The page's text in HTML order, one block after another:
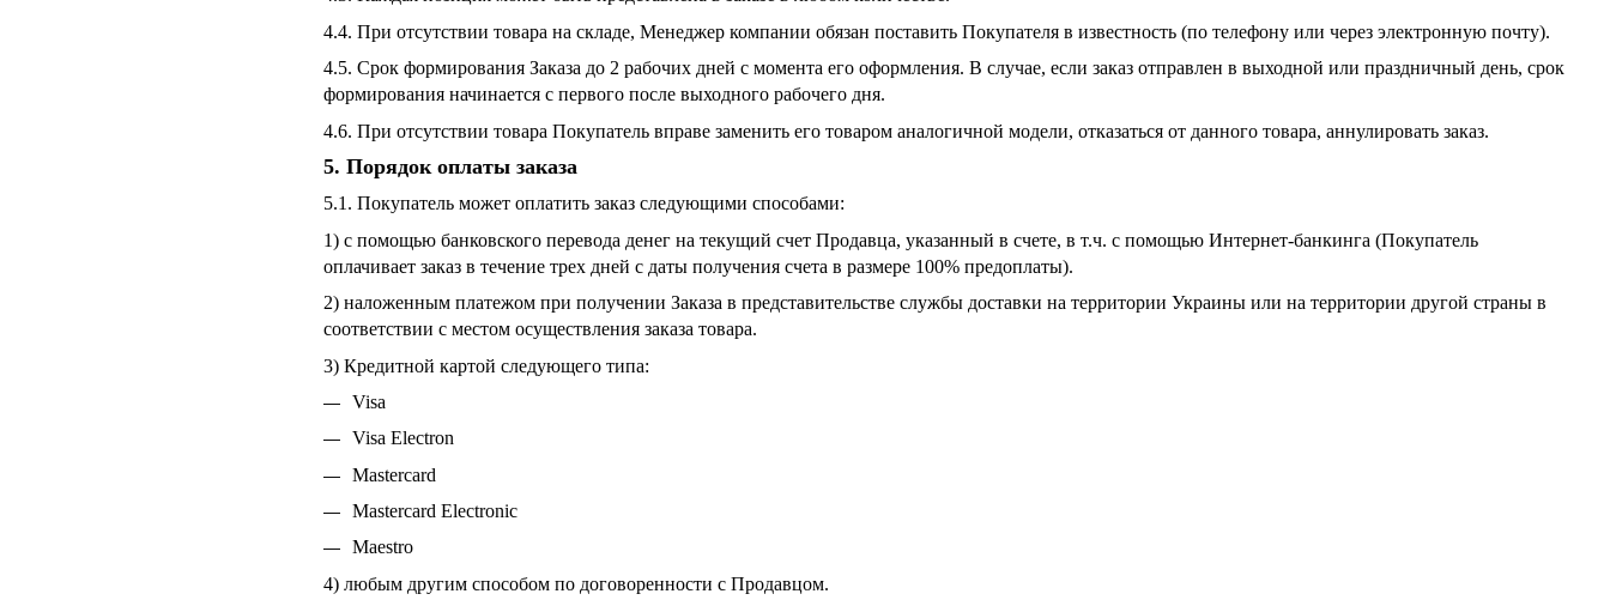
4.4. При отсутствии товара на складе, Менеджер компании обязан поставить Покупателя в известность (по телефону или через электронную почту).
4.5. Срок формирования Заказа до 2 рабочих дней с момента его оформления. В случае, если заказ отправлен в выходной или праздничный день, срок
формирования начинается с первого после выходного рабочего дня.
4.6. При отсутствии товара Покупатель вправе заменить его товаром аналогичной модели, отказаться от данного товара, аннулировать заказ.
5. Порядок оплаты заказа
5.1. Покупатель может оплатить заказ следующими способами:
1) с помощью банковского перевода денег на текущий счет Продавца, указанный в счете, в т.ч. с помощью Интернет-банкинга (Покупатель
оплачивает заказ в течение трех дней с даты получения счета в размере 100% предоплаты).
2) наложенным платежом при получении Заказа в представительстве службы доставки на территории Украины или на территории другой страны в
соответствии с местом осуществления заказа товара.
3) Кредитной картой следующего типа:
Visa
Visa Electron
Mastercard
Mastercard Electronic
Maestro
4) любым другим способом по договоренности с Продавцом.